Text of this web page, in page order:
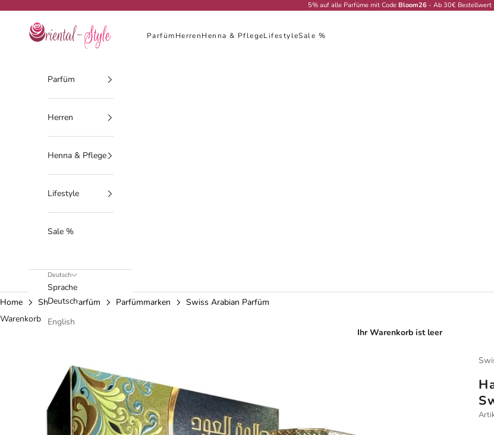
5% auf alle Parfüme mit Code Bloom26- Ab 30€ Bestellwert
Oriental-Style
ParfümHerrenHenna & PflegeLifestyleSale %
Parfüm
Herren
Henna & Pflege
Lifestyle
Sale %
Deutsch
Sprache
Deutsch
English
Home Shop Parfüm Parfümmarken
Swiss Arabian Parfüm
Warenkorb
Ihr Warenkorb ist leer